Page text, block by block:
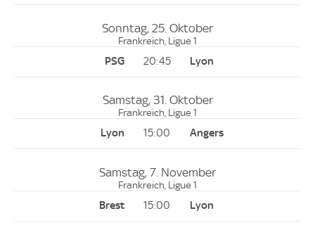
Sonntag, 25. Oktober
Frankreich, Ligue 1
20:45
Samstag, 31. Oktober
Frankreich, Ligue 1
15:00
Samstag, 7. November
Frankreich, Ligue 1
15:00